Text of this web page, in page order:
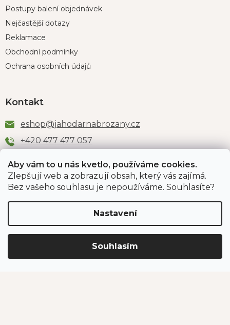
Aby vám to u nás kvetlo, používáme cookies.
Zlepšují web a zobrazují obsah, který vás zajímá.
Bez vašeho souhlasu je nepoužíváme. Souhlasíte?
Nastavení
Souhlasím
Postupy balení objednávek
Nejčastější dotazy
Reklamace
Obchodní podmínky
Ochrana osobních údajů
Kontakt
eshop@jahodarnabrozany.cz
+420 477 477 057
Odběr newsletteru
PŘIHLÁSIT SE